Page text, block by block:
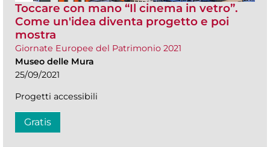
Toccare con mano “Il cinema in vetro”.
Come un'idea diventa progetto e poi
mostra
Giornate Europee del Patrimonio 2021
Museo delle Mura
25/09/2021
Progetti accessibili
Gratis